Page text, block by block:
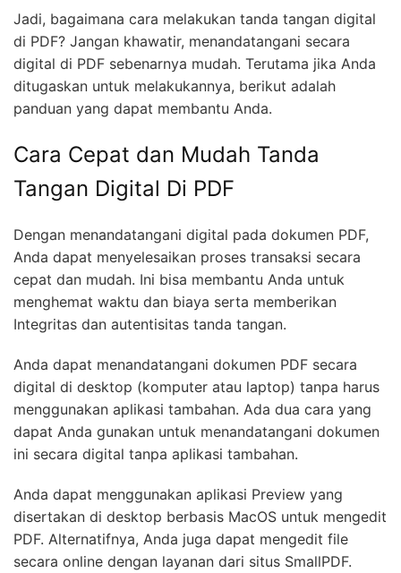
Jadi, bagaimana cara melakukan tanda tangan digital
di PDF? Jangan khawatir, menandatangani secara
digital di PDF sebenarnya mudah. Terutama jika Anda
ditugaskan untuk melakukannya, berikut adalah
panduan yang dapat membantu Anda.
Cara Cepat dan Mudah Tanda
Tangan Digital Di PDF
Dengan menandatangani digital pada dokumen PDF,
Anda dapat menyelesaikan proses transaksi secara
cepat dan mudah. Ini bisa membantu Anda untuk
menghemat waktu dan biaya serta memberikan
Integritas dan autentisitas tanda tangan.
Anda dapat menandatangani dokumen PDF secara
digital di desktop (komputer atau laptop) tanpa harus
menggunakan aplikasi tambahan. Ada dua cara yang
dapat Anda gunakan untuk menandatangani dokumen
ini secara digital tanpa aplikasi tambahan.
Anda dapat menggunakan aplikasi Preview yang
disertakan di desktop berbasis MacOS untuk mengedit
PDF. Alternatifnya, Anda juga dapat mengedit file
secara online dengan layanan dari situs SmallPDF.